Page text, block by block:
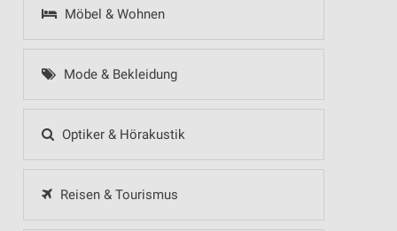
Möbel & Wohnen
Mode & Bekleidung
Optiker & Hörakustik
Reisen & Tourismus